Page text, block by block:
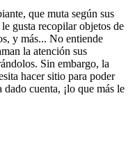
que muta según sus
gusta recopilar objetos de
y más... No entiende
la atención sus
Sin embargo, la
hacer sitio para poder
dado cuenta, ¡lo que más le